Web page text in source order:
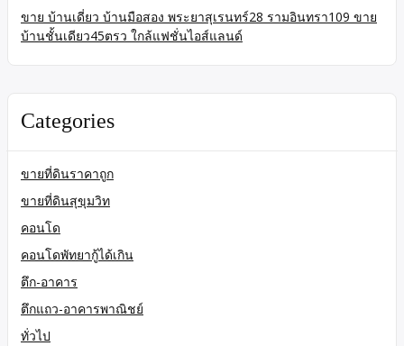
ขาย บ้านเดี่ยว บ้านมือสอง พระยาสุเรนทร์28 รามอินทรา109 ขาย
บ้านชั้นเดียว45ตรว ใกล้แฟชั่นไอส์แลนด์
Categories
ขายที่ดินราคาถูก
ขายที่ดินสุขุมวิท
คอนโด
คอนโดพัทยากู้ได้เกิน
ตึก-อาคาร
ตึกแถว-อาคารพาณิชย์
ทั่วไป